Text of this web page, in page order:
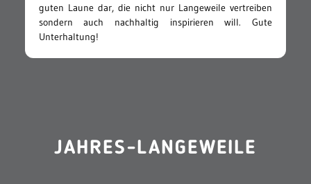
guten Laune dar, die nicht nur Langeweile vertreiben
sondern auch nachhaltig inspirieren will. Gute
Unterhaltung!
JAHRES-LANGEWEILE